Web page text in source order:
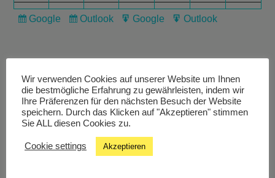
Subscribe
Google
Subscribe
Outlook
Export
Google
Export
Outlook
Livestream
Studiochat
Wir verwenden Cookies auf unserer Website um Ihnen
die bestmögliche Erfahrung zu gewährleisten, indem wir
Ihre Präferenzen für den nächsten Besuch der Website
speichern. Durch das Klicken auf "Akzeptieren" stimmen
Sie ALL diesen Cookies zu.
Cookie settings Akzeptieren